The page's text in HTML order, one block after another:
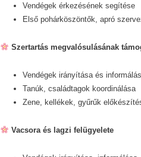
Vendégek érkezésének segítése
Első pohárköszöntők, apró
Szertartás megvalósulásának
Vendégek irányítása és
Tanúk, családtagok koordinálása
Zene, kellékek, gyűrűk
Vacsora és lagzi felügyelete